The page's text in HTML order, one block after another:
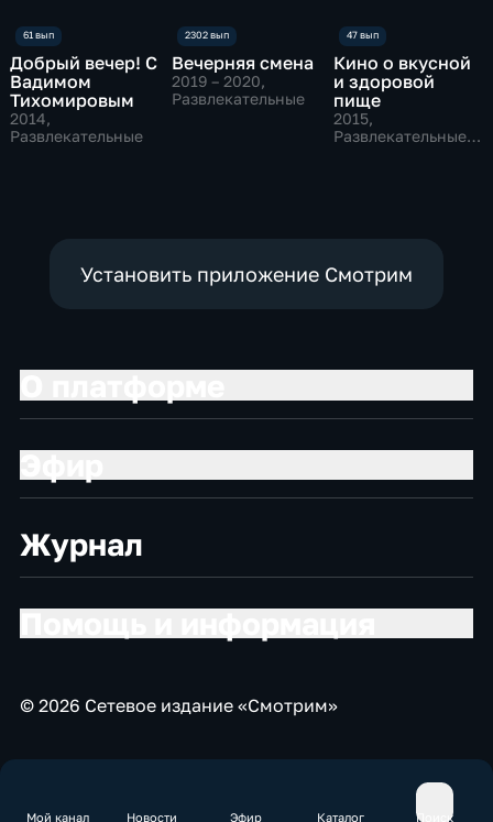
Мой канал Новости Эфир Каталог Поиск
Добрый вечер! С
Вадимом
Тихомировым
2014,
Развлекательные
Вечерняя смена
2019 – 2020,
Развлекательные
Кино о вкусной
и здоровой
пище
2015,
Развлекательные,
Установить приложение Смотрим
Журнал
© 2026 Сетевое издание «Смотрим»